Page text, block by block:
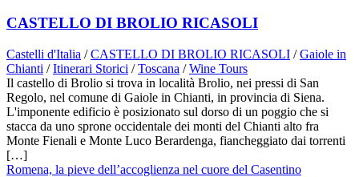
CASTELLO DI BROLIO RICASOLI
Castelli d'Italia / CASTELLO DI BROLIO RICASOLI / Gaiole in
Chianti / Itinerari Storici / Toscana / Wine Tours
Il castello di Brolio si trova in località Brolio, nei pressi di San
Regolo, nel comune di Gaiole in Chianti, in provincia di Siena.
L'imponente edificio è posizionato sul dorso di un poggio che si
stacca da uno sprone occidentale dei monti del Chianti alto fra
Monte Fienali e Monte Luco Berardenga, fiancheggiato dai torrenti
[…]
Romena, la pieve dell’accoglienza nel cuore del Casentino